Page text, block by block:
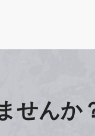
せんか